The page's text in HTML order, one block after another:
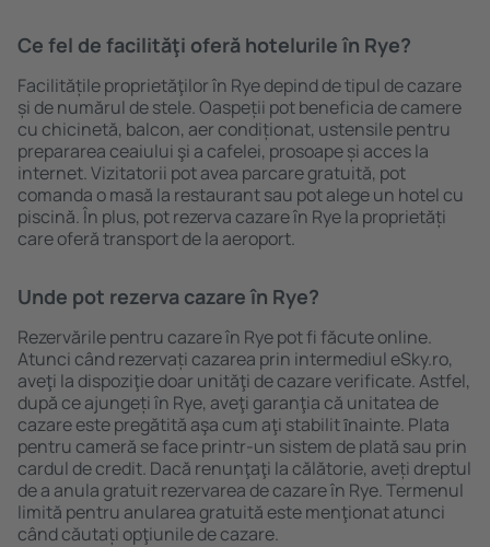
Ce fel de facilităţi oferă hotelurile în Rye?
Facilitățile proprietăţilor în Rye depind de tipul de cazare
și de numărul de stele. Oaspeții pot beneficia de camere
cu chicinetă, balcon, aer condiționat, ustensile pentru
prepararea ceaiului şi a cafelei, prosoape și acces la
internet. Vizitatorii pot avea parcare gratuită, pot
comanda o masă la restaurant sau pot alege un hotel cu
piscină. În plus, pot rezerva cazare în Rye la proprietăți
care oferă transport de la aeroport.
Unde pot rezerva cazare în Rye?
Rezervările pentru cazare în Rye pot fi făcute online.
Atunci când rezervați cazarea prin intermediul eSky.ro,
aveţi la dispoziţie doar unităţi de cazare verificate. Astfel,
după ce ajungeți în Rye, aveţi garanţia că unitatea de
cazare este pregătită aşa cum aţi stabilit ȋnainte. Plata
pentru cameră se face printr-un sistem de plată sau prin
cardul de credit. Dacă renunţaţi la călătorie, aveți dreptul
de a anula gratuit rezervarea de cazare în Rye. Termenul
limită pentru anularea gratuită este menţionat atunci
când căutați opţiunile de cazare.